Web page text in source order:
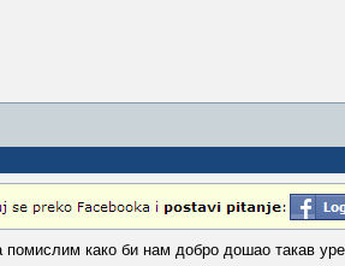
како би нам добро дошао такав